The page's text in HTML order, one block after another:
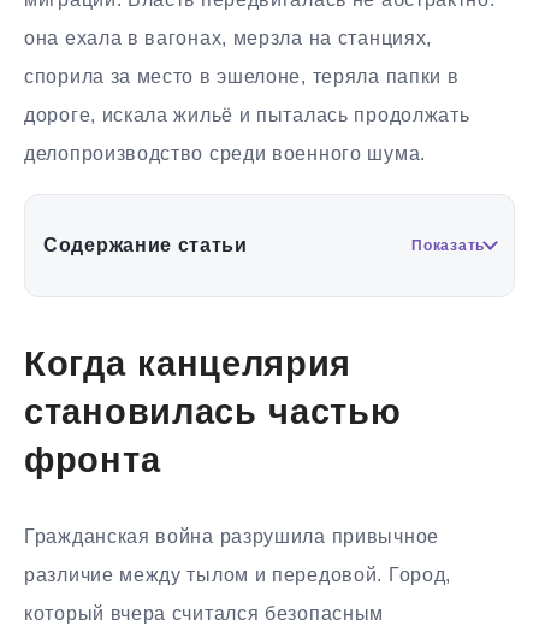
она ехала в вагонах, мерзла на станциях,
спорила за место в эшелоне, теряла папки в
дороге, искала жильё и пыталась продолжать
делопроизводство среди военного шума.
Содержание статьи Показать
Когда канцелярия
становилась частью
фронта
Гражданская война разрушила привычное
различие между тылом и передовой. Город,
который вчера считался безопасным